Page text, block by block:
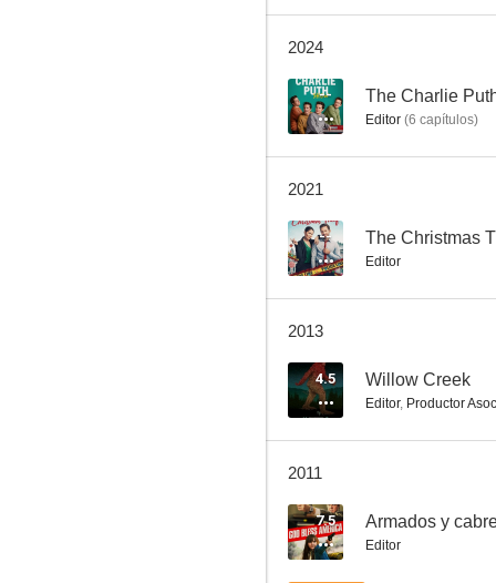
2024
-- The Charlie
Editor (6 capítulos)
2021
-- The Christmas
Editor
2013
4.5 Willow Creek
Editor, Productor
2011
7.5 Armados y
Editor